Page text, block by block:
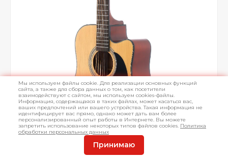
Мы используем файлы cookie. Для реализации основных функций
сайта, а также для сбора данных о том, как посетители
взаимодействуют с сайтом, мы используем cookies-файлы.
Информация, содержащаяся в таких файлах, может касаться вас,
ваших предпочтений или вашего устройства. Такая информация не
идентифицирует вас прямо, однако может дать вам более
персонализированный опыт работы в Интернете. Вы можете
запретить использование некоторых типов файлов cookies. Политика
обработки персональных данных
Принимаю